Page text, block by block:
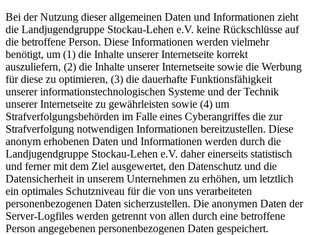
Bei der Nutzung dieser allgemeinen Daten und Informationen zieht
die Landjugendgruppe Stockau-Lehen e.V. keine Rückschlüsse auf
die betroffene Person. Diese Informationen werden vielmehr
benötigt, um (1) die Inhalte unserer Internetseite korrekt
auszuliefern, (2) die Inhalte unserer Internetseite sowie die Werbung
für diese zu optimieren, (3) die dauerhafte Funktionsfähigkeit
unserer informationstechnologischen Systeme und der Technik
unserer Internetseite zu gewährleisten sowie (4) um
Strafverfolgungsbehörden im Falle eines Cyberangriffes die zur
Strafverfolgung notwendigen Informationen bereitzustellen. Diese
anonym erhobenen Daten und Informationen werden durch die
Landjugendgruppe Stockau-Lehen e.V. daher einerseits statistisch
und ferner mit dem Ziel ausgewertet, den Datenschutz und die
Datensicherheit in unserem Unternehmen zu erhöhen, um letztlich
ein optimales Schutzniveau für die von uns verarbeiteten
personenbezogenen Daten sicherzustellen. Die anonymen Daten der
Server-Logfiles werden getrennt von allen durch eine betroffene
Person angegebenen personenbezogenen Daten gespeichert.